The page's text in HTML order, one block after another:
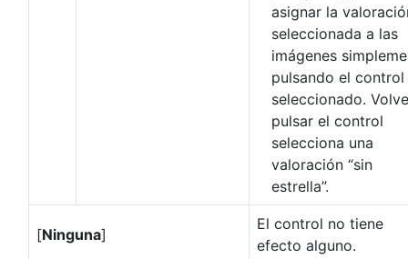
asignar la
seleccionada a las
imágenes
pulsando el control
seleccionado.
pulsar el control
selecciona una
valoración “sin
estrella”.
[Ninguna]
El control no tiene
efecto alguno.